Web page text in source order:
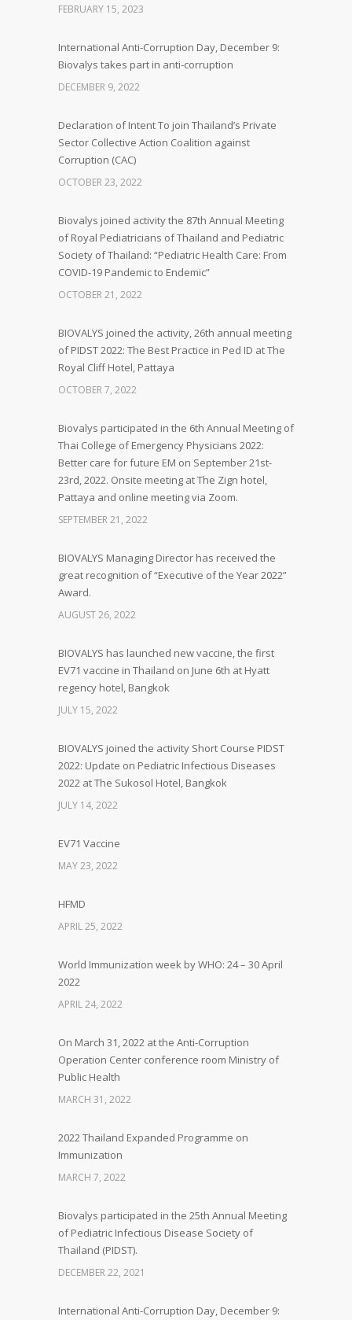
FEBRUARY 15, 2023
International Anti-Corruption Day, December 9:
Biovalys takes part in anti-corruption
DECEMBER 9, 2022
Declaration of Intent To join Thailand’s Private
Sector Collective Action Coalition against
Corruption (CAC)
OCTOBER 23, 2022
Biovalys joined activity the 87th Annual Meeting
of Royal Pediatricians of Thailand and Pediatric
Society of Thailand: “Pediatric Health Care: From
COVID-19 Pandemic to Endemic”
OCTOBER 21, 2022
BIOVALYS joined the activity, 26th annual meeting
of PIDST 2022: The Best Practice in Ped ID at The
Royal Cliff Hotel, Pattaya
OCTOBER 7, 2022
Biovalys participated in the 6th Annual Meeting of
Thai College of Emergency Physicians 2022:
Better care for future EM on September 21st-
23rd, 2022. Onsite meeting at The Zign hotel,
Pattaya and online meeting via Zoom.
SEPTEMBER 21, 2022
BIOVALYS Managing Director has received the
great recognition of “Executive of the Year 2022”
Award.
AUGUST 26, 2022
BIOVALYS has launched new vaccine, the first
EV71 vaccine in Thailand on June 6th at Hyatt
regency hotel, Bangkok
JULY 15, 2022
BIOVALYS joined the activity Short Course PIDST
2022: Update on Pediatric Infectious Diseases
2022 at The Sukosol Hotel, Bangkok
JULY 14, 2022
EV71 Vaccine
MAY 23, 2022
HFMD
APRIL 25, 2022
World Immunization week by WHO: 24 – 30 April
2022
APRIL 24, 2022
On March 31, 2022 at the Anti-Corruption
Operation Center conference room Ministry of
Public Health
MARCH 31, 2022
2022 Thailand Expanded Programme on
Immunization
MARCH 7, 2022
Biovalys participated in the 25th Annual Meeting
of Pediatric Infectious Disease Society of
Thailand (PIDST).
DECEMBER 22, 2021
International Anti-Corruption Day, December 9: